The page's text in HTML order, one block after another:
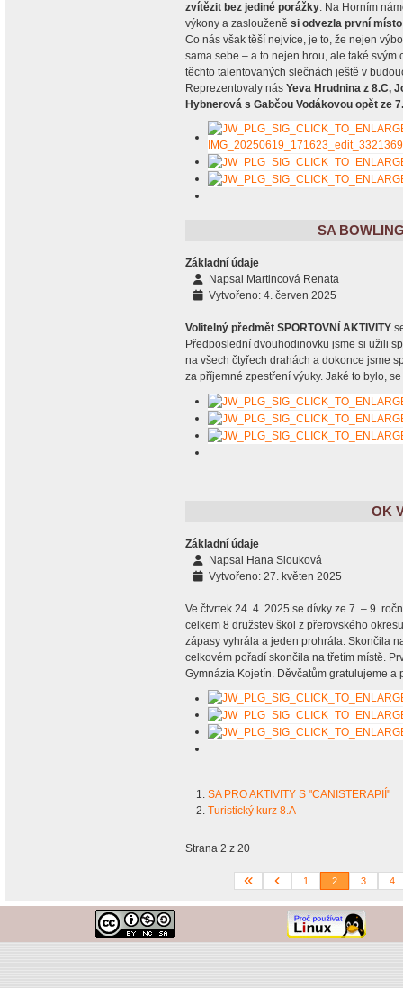
zvítězit bez jediné porážky. Na Horním
výkony a zaslouženě si odvezla první místo
Co nás však těší nejvíce, je to, že nejen
sama sebe – a to nejen hrou, ale také
těchto talentovaných slečnách ještě v
Reprezentovaly nás Yeva Hrudnina z 8.C,
Hybnerová s Gabčou Vodákovou opět ze
SA
Základní údaje
Napsal Martincová Renata
Vytvořeno: 4. červen 2025
Volitelný předmět SPORTOVNÍ AKTIVITY
Předposlední dvouhodinovku jsme si užili
na všech čtyřech drahách a dokonce jsme
za příjemné zpestření výuky. Jaké to bylo,
OK
Základní údaje
Napsal Hana Slouková
Vytvořeno: 27. květen 2025
Ve čtvrtek 24. 4. 2025 se dívky ze 7. – 9.
celkem 8 družstev škol z přerovského
zápasy vyhrála a jeden prohrála. Skončila
celkovém pořadí skončila na třetím místě.
Gymnázia Kojetín. Děvčatům gratulujeme a
SA PRO AKTIVITY S "CANISTERAPIÍ"
Turistický kurz 8.A
Strana 2 z 20
1 2 3 4